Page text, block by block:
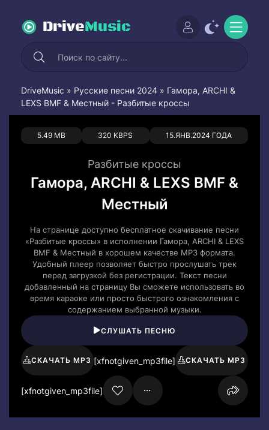
DriveMusic
DriveMusic » Русские песни 2024 » Гамора, ARCHI &
LEXS BMF & Местный - Разбитые кроссы
5.49 MB 320 KBPS 15.ЯНВ.2024 ГОДА
0 0
Разбитые кроссы
Гамора, ARCHI & LEXS BMF &
Местный
На странице доступно бесплатное скачивание песни
«Разбитые кроссы» в исполнении Гамора, ARCHI & LEXS
BMF & Местный в хорошем качестве MP3 формата.
Удобный плеер позволяет быстро прослушать трек
перед загрузкой без регистрации. Текст песни
добавленный на страницу Вы сможете использовать во
время караоке или просто быстрого ознакомления с
содержанием выбранной музыки.
СЛУШАТЬ ПЕСНЮ
СКАЧАТЬ MP3 [xfnotgiven_mp3file] СКАЧАТЬ MP3
[xfnotgiven_mp3file]